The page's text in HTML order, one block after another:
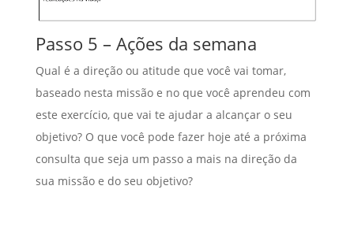
Passo 5 – Ações da semana
Qual é a direção ou atitude que você vai tomar,
baseado nesta missão e no que você aprendeu com
este exercício, que vai te ajudar a alcançar o seu
objetivo? O que você pode fazer hoje até a próxima
consulta que seja um passo a mais na direção da
sua missão e do seu objetivo?